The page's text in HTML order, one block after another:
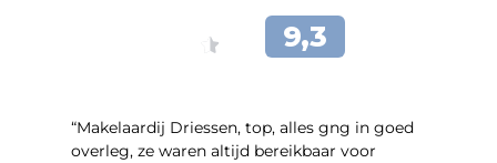
“Makelaardij Driessen, top, alles gng in goed
overleg, ze waren altijd bereikbaar voor